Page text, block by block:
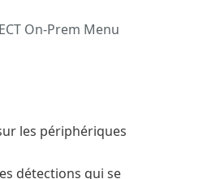
On-Prem Menu
les périphériques
détections qui se